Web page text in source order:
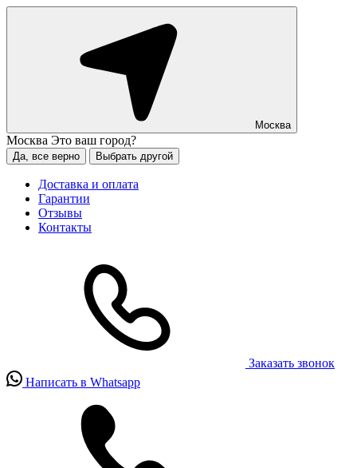
Москва
Москва Это ваш город?
Да, все верно Выбрать другой
Доставка и оплата
Гарантии
Отзывы
Контакты
Заказать звонок
Написать в Whatsapp